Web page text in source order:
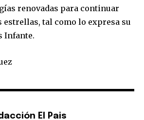
renovadas para continuar
estrellas, tal como lo expresa su
Infante.
El Pais